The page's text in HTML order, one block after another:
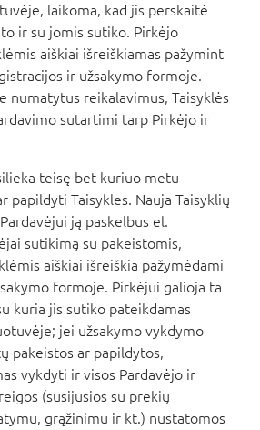
laikoma, kad jis perskaitė
ir su jomis sutiko. Pirkėjo
aiškiai išreiškiamas pažymint
ir užsakymo formoje.
numatytus reikalavimus, Taisyklės
sutartimi tarp Pirkėjo ir
teisę bet kuriuo metu
papildyti Taisykles. Nauja Taisyklių
ją paskelbus el.
sutikimą su pakeistomis,
aiškiai išreiškia pažymėdami
formoje. Pirkėjui galioja ta
kuria jis sutiko pateikdamas
jei užsakymo vykdymo
pakeistos ar papildytos,
vykdyti ir visos Pardavėjo ir
(susijusios su prekių
grąžinimu ir kt.) nustatomos